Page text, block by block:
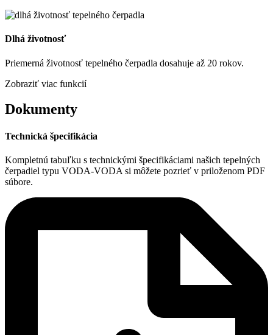
Dlhá životnosť
Priemerná životnosť tepelného čerpadla dosahuje až 20 rokov.
Zobraziť viac funkcií
Dokumenty
Technická špecifikácia
Kompletnú tabuľku s technickými špecifikáciami našich tepelných
čerpadiel typu VODA-VODA si môžete pozrieť v priloženom PDF
súbore.